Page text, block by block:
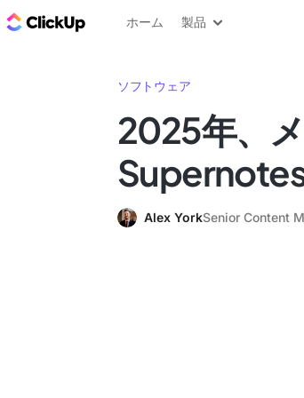
ClickUp ブログ
ホーム 製品
ソフトウェア
2025年、
Alex YorkSenior Content